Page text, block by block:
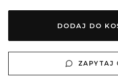
DODAJ DO
ZAPYTAJ